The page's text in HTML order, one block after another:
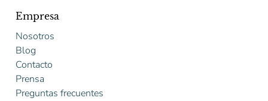
Empresa
Nosotros
Blog
Contacto
Prensa
Preguntas frecuentes